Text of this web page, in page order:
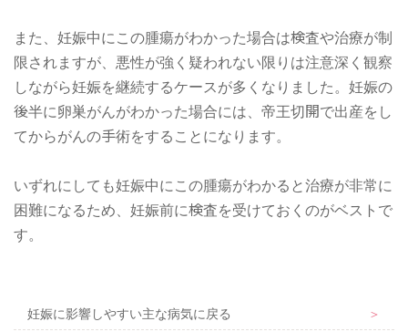
また、妊娠中にこの腫瘍がわかった場合は検査や治療が制
限されますが、悪性が強く疑われない限りは注意深く観察
しながら妊娠を継続するケースが多くなりました。妊娠の
後半に卵巣がんがわかった場合には、 帝王切開で出産をし
てからがんの手術をすることになります。
いずれにしても妊娠中にこの腫瘍がわかると治療が非常に
困難になるため、妊娠前に検査を受けておくのがベストで
す。
妊娠に影響しやすい主な病気に戻る ＞